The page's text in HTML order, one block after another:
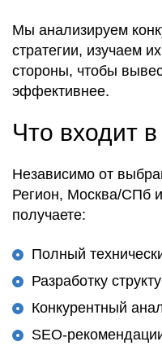
Мы анализируем
стратегии, изучаем
стороны, чтобы
эффективнее.
Что входит
Независимо от
Регион, Москва/СПб
получаете:
Полный
Разработку
Конкурентный
SEO-